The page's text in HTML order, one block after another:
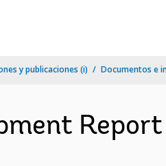
y publicaciones (i) Documentos e